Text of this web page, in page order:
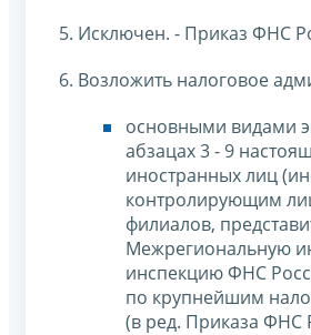
5. Исключен. - Приказ ФНС
6. Возложить налоговое
основными видами
абзацах 3 - 9
иностранных лиц
контролирующим
филиалов,
Межрегиональную
инспекцию ФНС
по крупнейшим
(в ред. Приказа ФНС